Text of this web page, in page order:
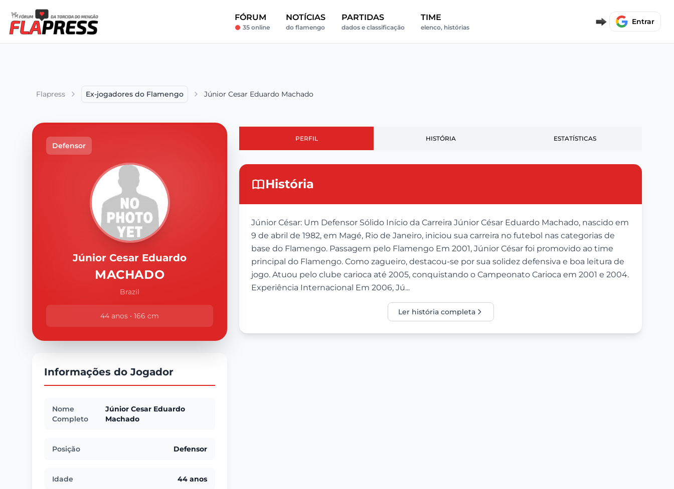
FÓRUM
35 online
NOTÍCIAS
do flamengo
PARTIDAS
dados e classificação
TIME
elenco, histórias
Entrar
Flapress Ex-jogadores do Flamengo Júnior Cesar Eduardo Machado
Defensor
Júnior Cesar Eduardo
MACHADO
Brazil
44 anos • 166 cm
Informações do Jogador
Nome
Completo
Júnior Cesar Eduardo
Machado
Posição Defensor
Idade 44 anos
PERFIL HISTÓRIA ESTATÍSTICAS
História
Júnior César: Um Defensor Sólido Início da Carreira Júnior César Eduardo Machado, nascido em
9 de abril de 1982, em Magé, Rio de Janeiro, iniciou sua carreira no futebol nas categorias de
base do Flamengo. Passagem pelo Flamengo Em 2001, Júnior César foi promovido ao time
principal do Flamengo. Como zagueiro, destacou-se por sua solidez defensiva e boa leitura de
jogo. Atuou pelo clube carioca até 2005, conquistando o Campeonato Carioca em 2001 e 2004.
Experiência Internacional Em 2006, Jú...
Ler história completa